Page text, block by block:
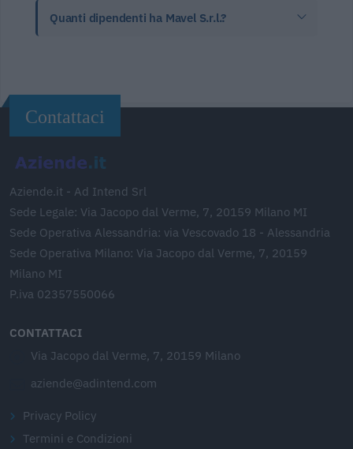
Quanti dipendenti ha Mavel S.r.l.?
Contattaci
Aziende.it - Ad Intend Srl
Sede Legale: Via Jacopo dal Verme, 7, 20159 Milano MI
Sede Operativa Alessandria: via Vescovado 18 - Alessandria
Sede Operativa Milano: Via Jacopo dal Verme, 7, 20159
Milano MI
P.iva 02357550066
CONTATTACI
Via Jacopo dal Verme, 7, 20159 Milano
aziende@adintend.com
Privacy Policy
Termini e Condizioni